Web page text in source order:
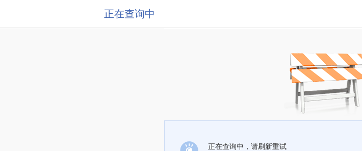
正在查询中
正在查询中，请刷新重试